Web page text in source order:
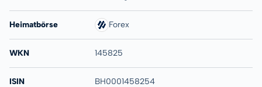
Heimatbörse Forex
WKN 145825
ISIN BH0001458254